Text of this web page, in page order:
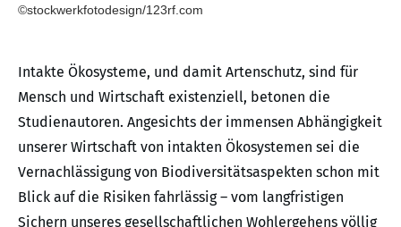
©stockwerkfotodesign/123rf.com
Intakte Ökosysteme, und damit Artenschutz, sind für
Mensch und Wirtschaft existenziell, betonen die
Studienautoren. Angesichts der immensen Abhängigkeit
unserer Wirtschaft von intakten Ökosystemen sei die
Vernachlässigung von Biodiversitätsaspekten schon mit
Blick auf die Risiken fahrlässig – vom langfristigen
Sichern unseres gesellschaftlichen Wohlergehens völlig